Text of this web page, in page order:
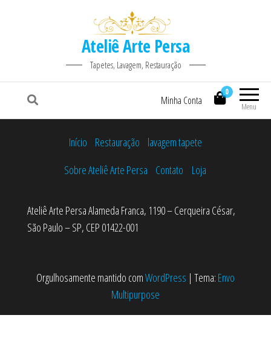
Ateliê Arte Persa
Tapetes, Lavagem, Restauração
Menu
0
Minha Conta
Início Restauração
lavagem tapete
Sobre Ateliê Arte Persa
Contato Loja
Ateliê Arte Persa Alameda Franca, 1190 – Cerqueira César,
São Paulo – SP, CEP 01422-001
Orgulhosamente mantido comWordPress | Tema: Envo
Multipurpose